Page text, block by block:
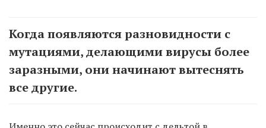
Когда появляются разновидности с
мутациями, делающими вирусы более
заразными, они начинают вытеснять
все другие.